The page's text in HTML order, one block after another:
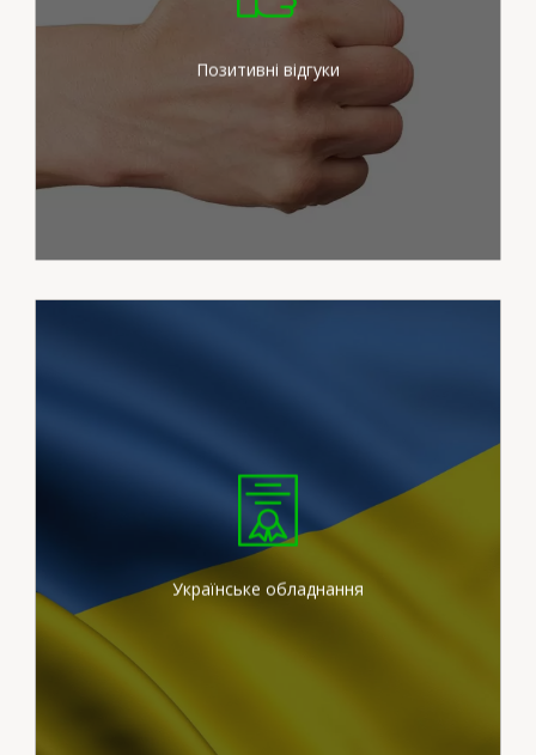
Позитивні відгуки
зусиль для задоволення
потреб наших клієнтів
Українське обладнання
Ми працюємо на
сертифікованих
штукатурних станціях
вітчизняного виробника